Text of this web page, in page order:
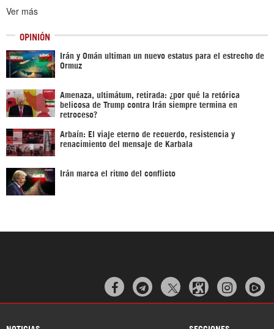
Ver más
OPINIÓN
Irán y Omán ultiman un nuevo estatus para el estrecho de
Ormuz
Amenaza, ultimátum, retirada: ¿por qué la retórica
belicosa de Trump contra Irán siempre termina en
retroceso?
Arbaín: El viaje eterno de recuerdo, resistencia y
renacimiento del mensaje de Karbala
Irán marca el ritmo del conflicto
  
NOTICIAS SECCIONES